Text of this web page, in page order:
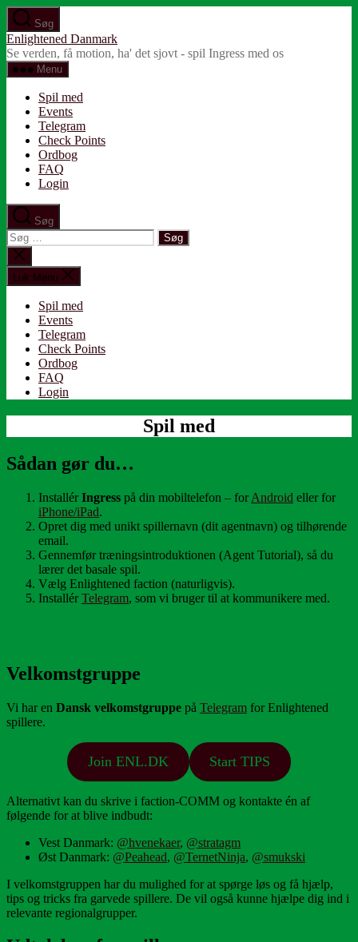
Spring
til
indholdet
Søg
Enlightened Danmark
Se verden, få motion, ha' det sjovt - spil Ingress med os
Menu
Spil med
Events
Telegram
Check Points
Ordbog
FAQ
Login
Søg
Søg
efter:
Luk
søgning
Luk Menu
Spil med
Events
Telegram
Check Points
Ordbog
FAQ
Login
Spil med
Sådan gør du…
InstallérIngress på din mobiltelefon – forAndroid eller for
iPhone/iPad.
Opret dig med unikt spillernavn (dit agentnavn) og tilhørende
email.
Gennemfør træningsintroduktionen (Agent Tutorial), så du
lærer det basale spil.
Vælg Enlightened faction (naturligvis).
InstallérTelegram, som vi bruger til at kommunikere med.
Velkomstgruppe
Vi har en Dansk velkomstgruppe på Telegram for Enlightened
spillere.
Join ENL.DK Start TIPS
Alternativt kan du skrive i faction-COMM og kontakte én af
følgende for at blive indbudt:
Vest Danmark: @hvenekaer, @stratagm
Øst Danmark: @Peahead, @TernetNinja, @smukski
I velkomstgruppen har du mulighed for at spørge løs og få hjælp,
tips og tricks fra garvede spillere. De vil også kunne hjælpe dig ind i
relevante regionalgrupper.